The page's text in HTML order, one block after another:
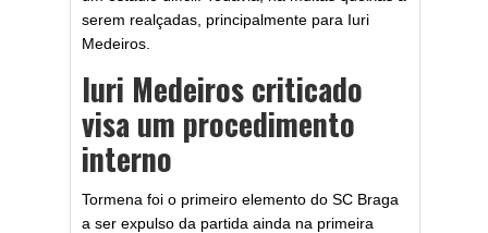
serem realçadas, principalmente para Iuri
Medeiros.
Iuri Medeiros criticado
visa um procedimento
interno
Tormena foi o primeiro elemento do SC Braga
a ser expulso da partida ainda na primeira